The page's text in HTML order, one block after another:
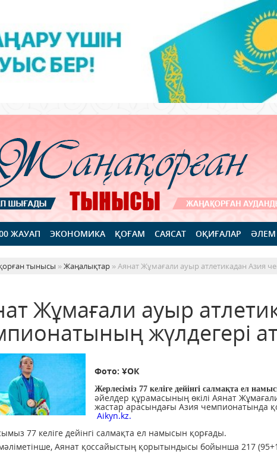
ЖАУАП ЭКОНОМИКА ҚОҒАМ САЯСАТ ОҚИҒАЛАР ӘЛЕМ
тынысы »Жаңалықтар » Аянат Жұмағали ауыр атлетикадан Азия
Жұмағали ауыр
жүлдегері
Фото: ҰОК
Жерлесіміз 77 келіге дейінгі салмақта ел
әйелдер құрамасының өкілі Аянат
жастар арасындағы Азия чемпионатында
Aikyn.kz.
77 келіге дейінгі салмақта ел намысын қорғады.
Аянат қоссайыстың қорытындысы бойынша 217